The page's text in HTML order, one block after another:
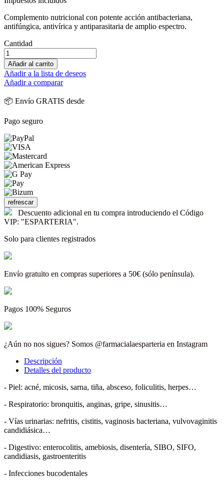
Complemento nutricional con potente acción antibacteriana,
antifúngica, antivírica y antiparasitaria de amplio espectro.
Cantidad
Añadir al carrito
Añadir a la lista de deseos
Añadir a comparar
📦 Envío GRATIS desde
Pago seguro
Descuento adicional en tu compra introduciendo el Código
VIP: "ESPARTERIA".
Solo para clientes registrados
Envío gratuito en compras superiores a 50€ (sólo península).
Pagos 100% Seguros
¿Aún no nos sigues? Somos @farmacialaesparteria en Instagram
Descripción
Detalles del producto
- Piel: acné, micosis, sarna, tiña, absceso, foliculitis, herpes…
- Respiratorio: bronquitis, anginas, gripe, sinusitis…
- Vías urinarias: nefritis, cistitis, vaginosis bacteriana, vulvovaginitis
candidiásica…
- Digestivo: enterocolitis, amebiosis, disentería, SIBO, SIFO,
candidiasis, gastroenteritis
- Infecciones bucodentales